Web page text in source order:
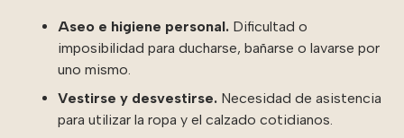
Aseo e higiene personal. Dificultad o
imposibilidad para ducharse, bañarse o lavarse por
uno mismo.
Vestirse y desvestirse. Necesidad de asistencia
para utilizar la ropa y el calzado cotidianos.